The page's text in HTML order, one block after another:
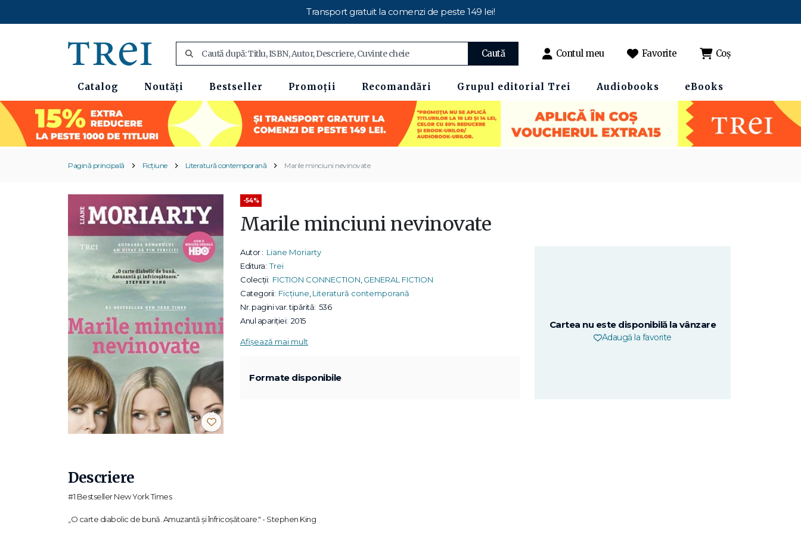
Transport gratuit la comenzi de peste 149 lei!
Caută Contul meu Favorite Coș
Catalog Noutăți Bestseller Promoții Recomandări Grupul editorial Trei Audiobooks eBooks
Pagină principală Ficțiune Literatură contemporană Marile minciuni nevinovate
-54%
Marile minciuni nevinovate
Autor : Liane Moriarty
Editura: Trei
Colecții: FICTION CONNECTION GENERAL FICTION
Categorii: Ficțiune Literatură contemporană
Nr. pagini var. tipărită: 536
Anul apariției: 2015
Afișează mai mult
Formate disponibile
Cartea nu este disponibilă la vânzare
Adaugă la favorite
Descriere
#1 Bestseller New York Times
„O carte diabolic de bună. Amuzantă și înfricoșătoare." - Stephen King